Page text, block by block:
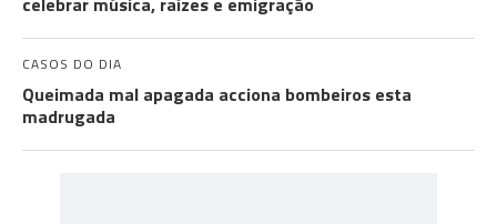
CASOS DO DIA
Queimada mal apagada acciona bombeiros esta
madrugada